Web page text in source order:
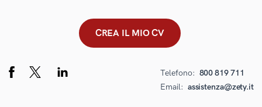
CREA IL MIO CV
Telefono: 800 819 711
Email: assistenza@zety.it